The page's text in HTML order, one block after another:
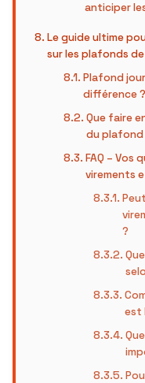
anticiper
Le guide ultime
sur les plafonds
Plafond
différence ?
Que faire
du plafond
FAQ – Vos
virements
?
est